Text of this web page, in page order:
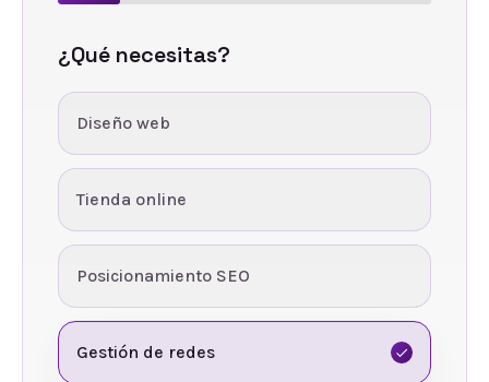
¿Qué necesitas?
Diseño web
Tienda online
Posicionamiento SEO
Gestión de redes